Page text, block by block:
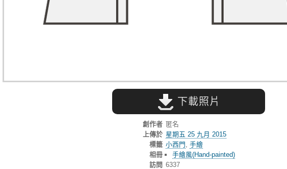
下載照片
創作者 匿名
上傳於 星期五 25 九月 2015
標籤 小西門
手繪
相冊
手繪風(Hand-painted)
訪問 6337